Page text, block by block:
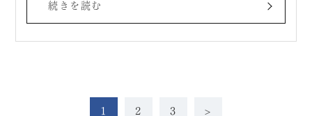
続きを読む
1 2 3 >